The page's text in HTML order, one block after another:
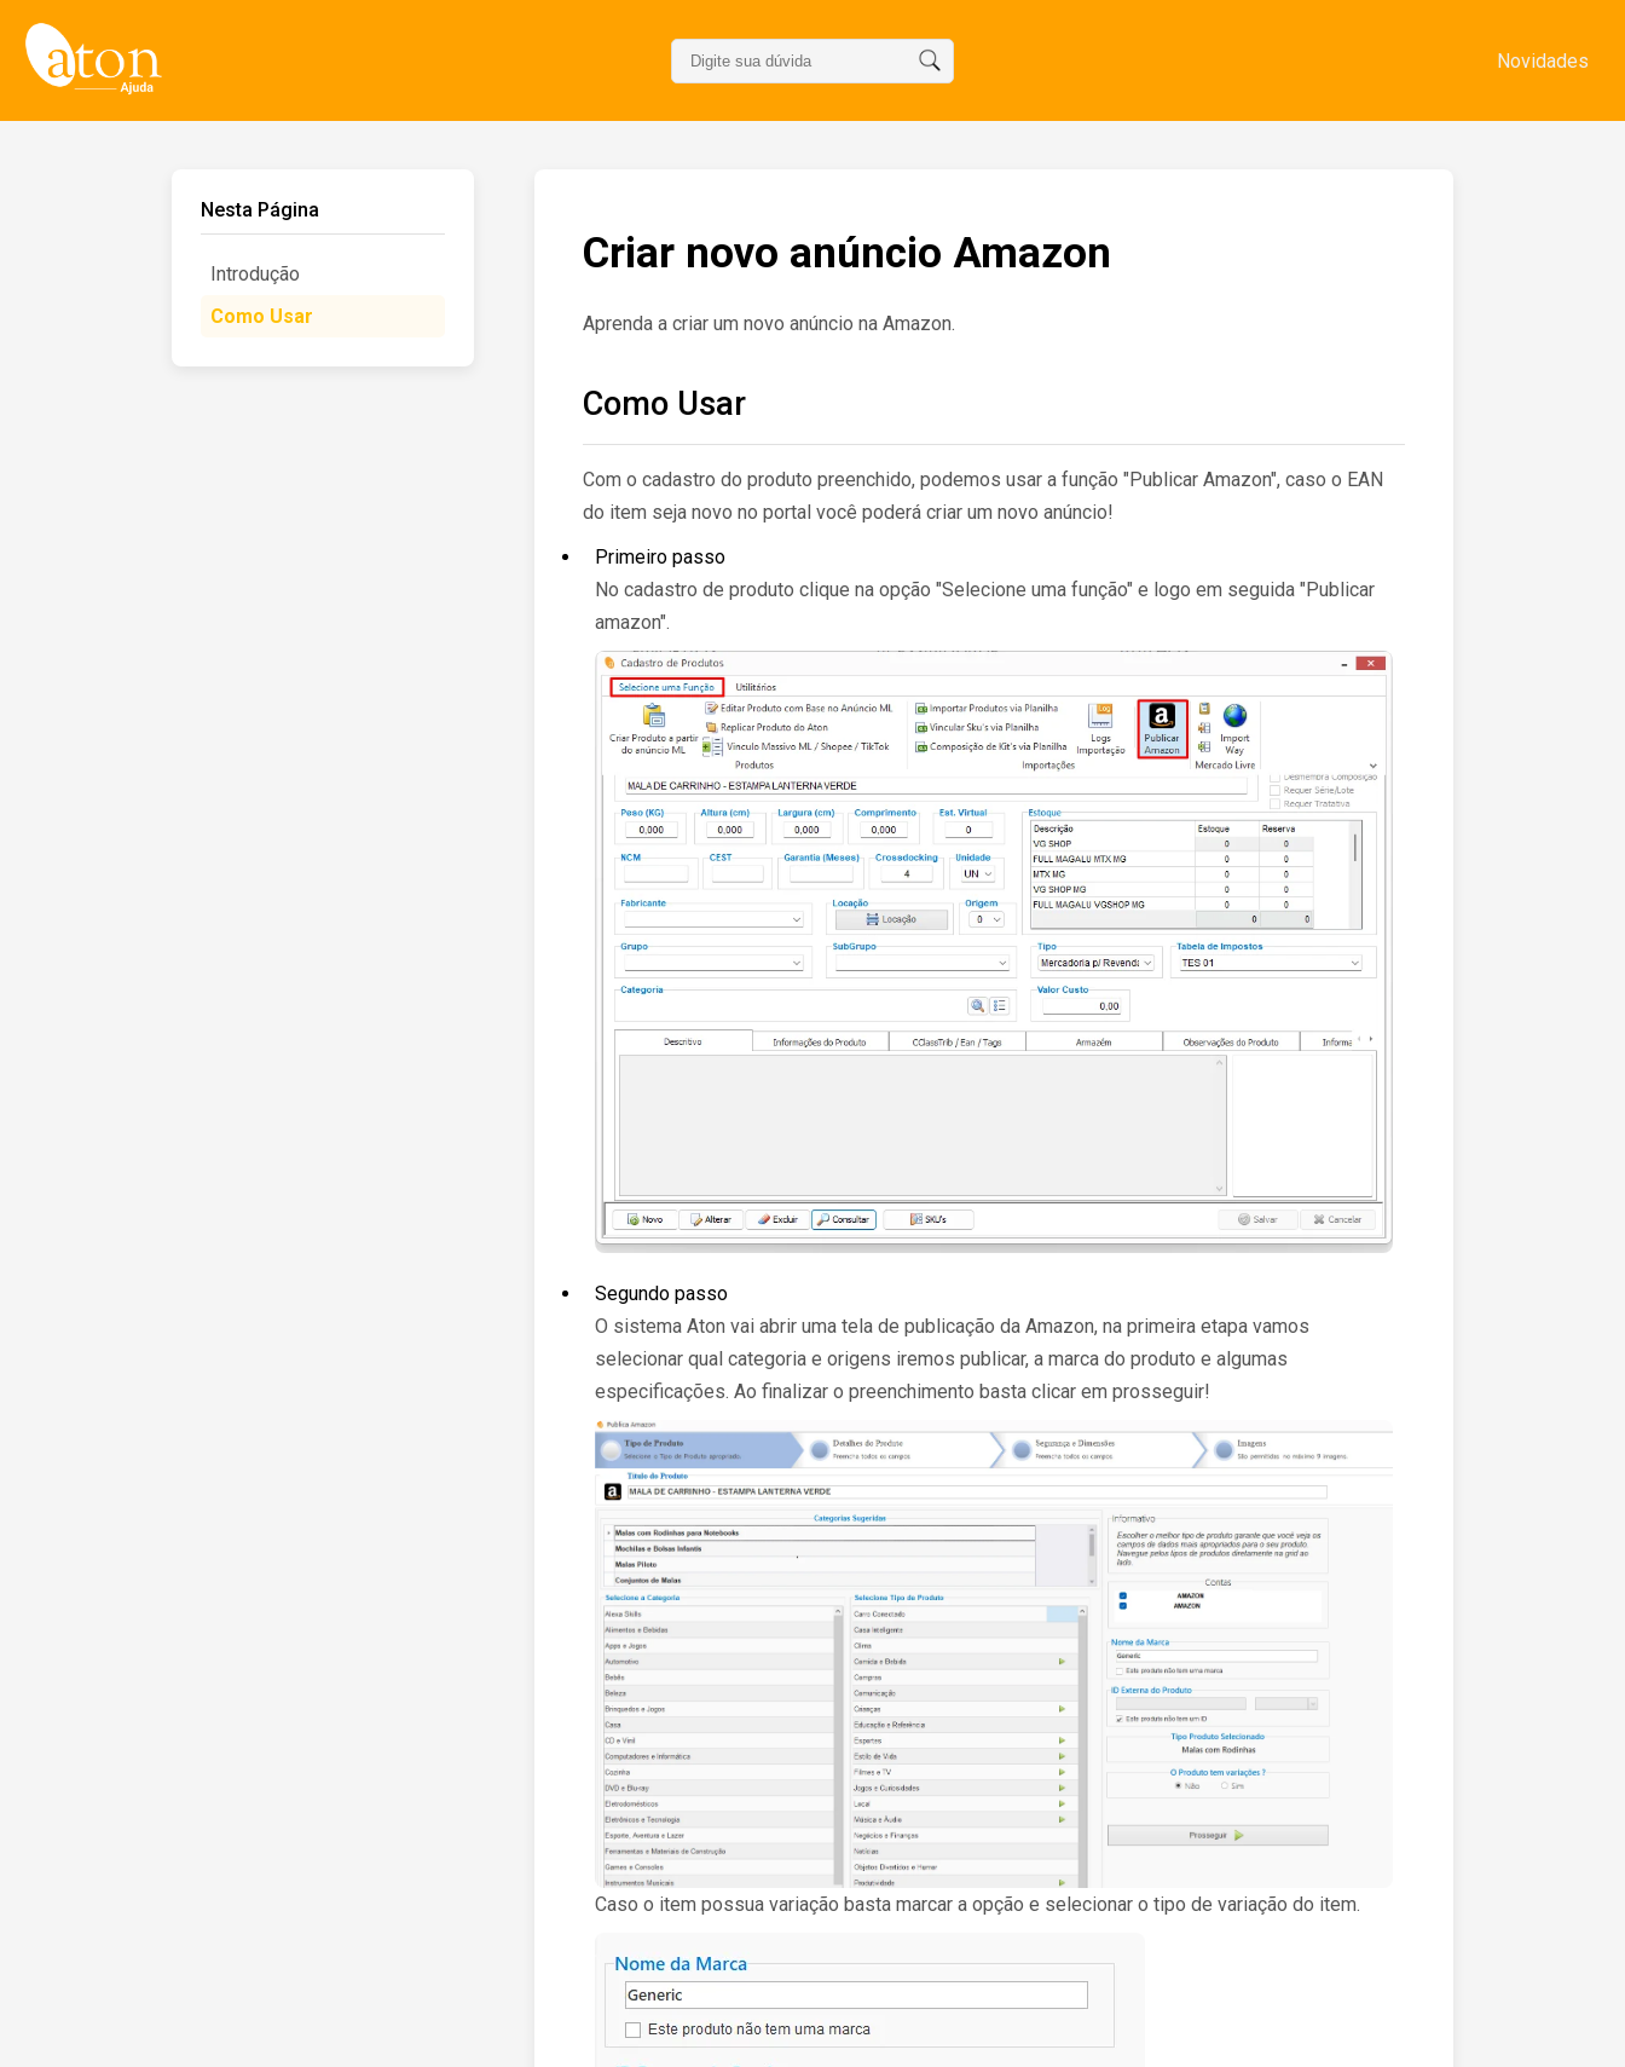
Novidades
Nesta Página
Introdução
Como Usar
Criar novo anúncio Amazon
Aprenda a criar um novo anúncio na Amazon.
Como Usar
Com o cadastro do produto preenchido, podemos usar a função "Publicar Amazon", caso o EAN
do item seja novo no portal você poderá criar um novo anúncio!
Primeiro passo
No cadastro de produto clique na opção "Selecione uma função" e logo em seguida "Publicar
amazon".
Segundo passo
O sistema Aton vai abrir uma tela de publicação da Amazon, na primeira etapa vamos
selecionar qual categoria e origens iremos publicar, a marca do produto e algumas
especificações. Ao finalizar o preenchimento basta clicar em prosseguir!
Caso o item possua variação basta marcar a opção e selecionar o tipo de variação do item.